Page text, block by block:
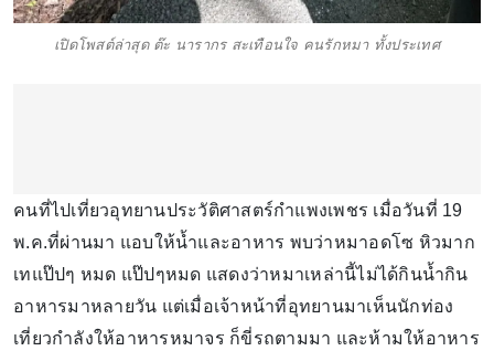
เปิดโพสต์ล่าสุด ต๊ะ นารากร สะเทือนใจ คนรักหมา ทั้งประเทศ
คนที่ไปเที่ยวอุทยานประวัติศาสตร์กำแพงเพชร เมื่อวันที่ 19
พ.ค.ที่ผ่านมา แอบให้น้ำและอาหาร พบว่าหมาอดโซ หิวมาก
เทแป๊ปๆ หมด แป๊ปๆหมด แสดงว่าหมาเหล่านี้ไม่ได้กินน้ำกิน
อาหารมาหลายวัน แต่เมื่อเจ้าหน้าที่อุทยานมาเห็นนักท่อง
เที่ยวกำลังให้อาหารหมาจร ก็ขี่รถตามมา และห้ามให้อาหาร